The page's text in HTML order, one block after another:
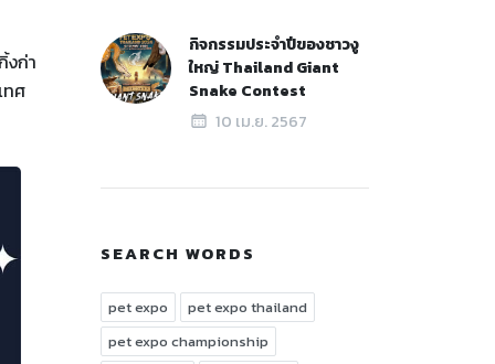
งก่า
ทศ
กิจกรรมประจำปีของชาวงู
ใหญ่ Thailand Giant
Snake Contest
10 เม.ย. 2567
SEARCH WORDS
pet expo
pet expo thailand
pet expo championship